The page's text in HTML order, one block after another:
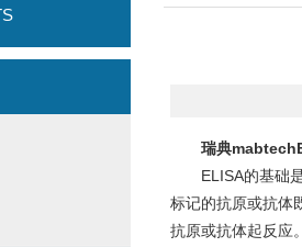
瑞典
ELISA的基础是
标记的抗原或抗体
抗原或抗体起反应